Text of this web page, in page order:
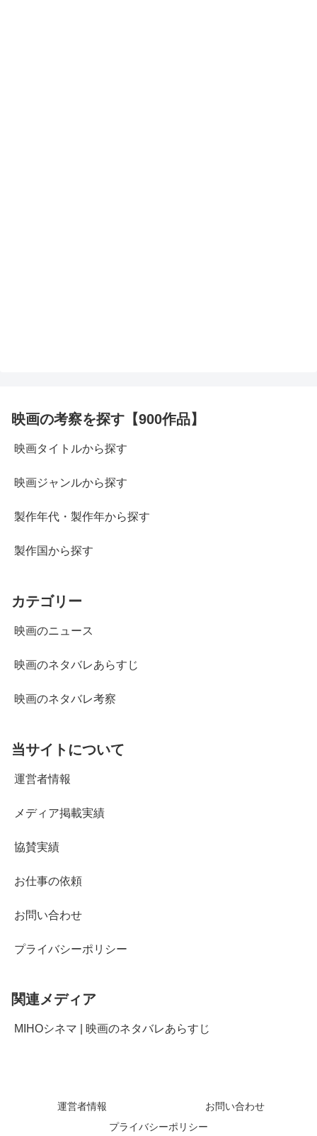
映画の考察を探す【900作品】
映画タイトルから探す
映画ジャンルから探す
製作年代・製作年から探す
製作国から探す
カテゴリー
映画のニュース
映画のネタバレあらすじ
映画のネタバレ考察
当サイトについて
運営者情報
メディア掲載実績
協賛実績
お仕事の依頼
お問い合わせ
プライバシーポリシー
関連メディア
MIHOシネマ | 映画のネタバレあらすじ
運営者情報
お問い合わせ
プライバシーポリシー